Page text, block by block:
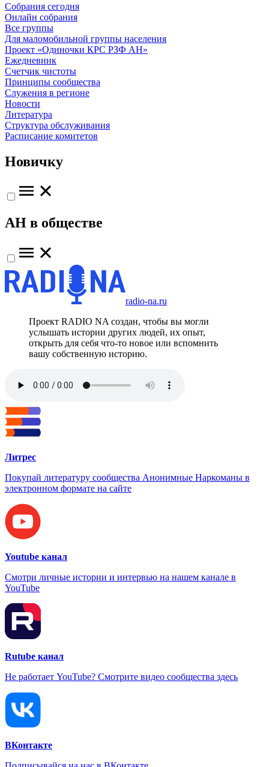
Собрания сегодня
Онлайн собрания
Все группы
Для маломобильной группы населения
Проект «Одиночки КРС РЗФ АН»
Ежедневник
Счетчик чистоты
Принципы сообщества
Служения в регионе
Новости
Литература
Структура обслуживания
Расписание комитетов
Новичку
АН в обществе
radio-na.ru
Проект RADIO NA создан, чтобы вы могли
услышать истории других людей, их опыт,
открыть для себя что-то новое или вспомнить
вашу собственную историю.
Литрес
Покупай литературу сообщества Анонимные Наркоманы в
электронном формате на сайте
Youtube канал
Смотри личные истории и интервью на нашем канале в
YouTube
Rutube канал
Не работает YouTube? Смотрите видео сообщества здесь
ВКонтакте